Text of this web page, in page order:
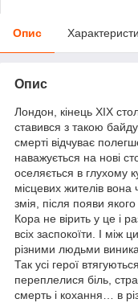
Опис
Опис
Лондон, кінець XIX
ставився з такою
смерті відчуває
наважується на нові
оселяється в глухому
місцевих жителів вона
змія, після появи
Кора не вірить у це і
всіх заспокоїти. І
різними людьми
Так усі герої
переплелися біль,
смерть і кохання… в